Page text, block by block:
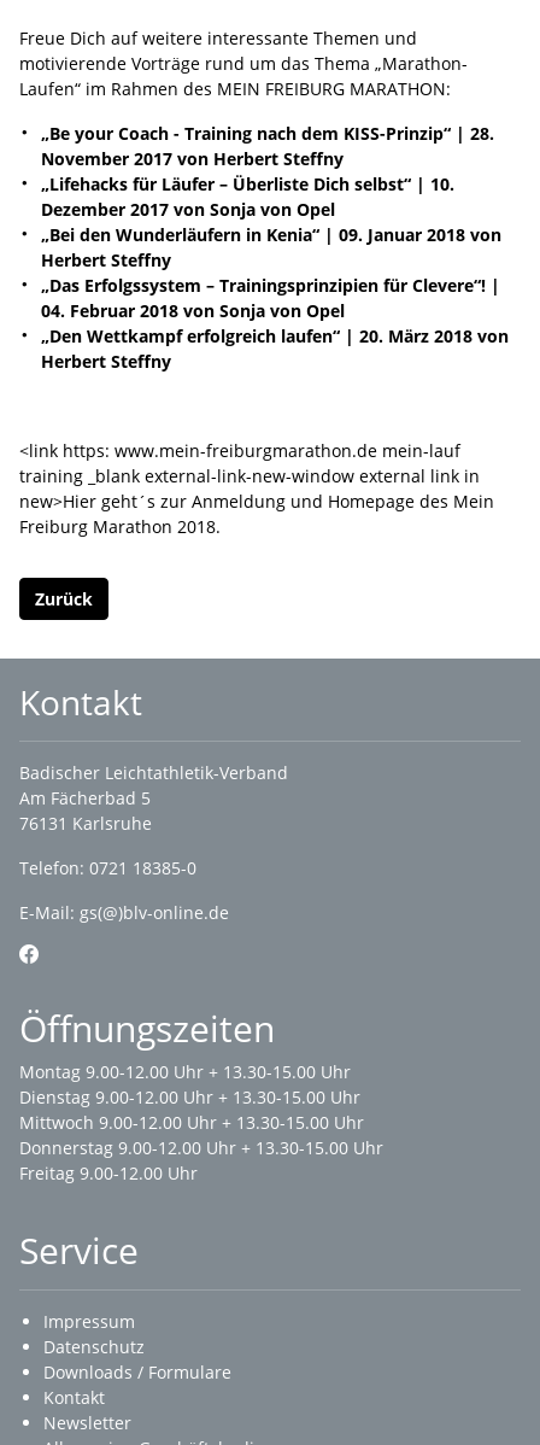
Freue Dich auf weitere interessante Themen und
motivierende Vorträge rund um das Thema „Marathon-
Laufen“ im Rahmen des MEIN FREIBURG MARATHON:
„Be your Coach - Training nach dem KISS-Prinzip“ | 28.
November 2017 von Herbert Steffny
„Lifehacks für Läufer – Überliste Dich selbst“ | 10.
Dezember 2017 von Sonja von Opel
„Bei den Wunderläufern in Kenia“ | 09. Januar 2018 von
Herbert Steffny
„Das Erfolgssystem – Trainingsprinzipien für Clevere“! |
04. Februar 2018 von Sonja von Opel
„Den Wettkampf erfolgreich laufen“ | 20. März 2018 von
Herbert Steffny
<link https: www.mein-freiburgmarathon.de mein-lauf
training _blank external-link-new-window external link in
new>Hier geht´s zur Anmeldung und Homepage des Mein
Freiburg Marathon 2018.
Zurück
Kontakt
Badischer Leichtathletik-Verband
Am Fächerbad 5
76131 Karlsruhe
Telefon: 0721 18385-0
E-Mail: gs(@)blv-online.de
Öffnungszeiten
Montag 9.00-12.00 Uhr + 13.30-15.00 Uhr
Dienstag 9.00-12.00 Uhr + 13.30-15.00 Uhr
Mittwoch 9.00-12.00 Uhr + 13.30-15.00 Uhr
Donnerstag 9.00-12.00 Uhr + 13.30-15.00 Uhr
Freitag 9.00-12.00 Uhr
Service
Impressum
Datenschutz
Downloads / Formulare
Kontakt
Newsletter